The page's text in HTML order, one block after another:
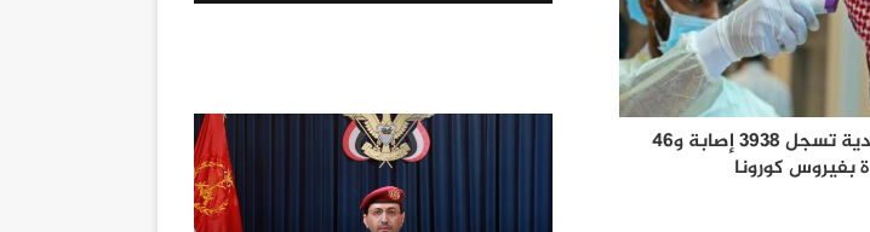
الصحة السعودية تسجل 3938 إصابة و46
بفيروس كورونا